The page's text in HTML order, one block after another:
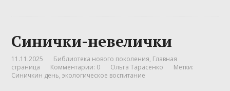
Синички-невелички
11.11.2025 Библиотека нового поколения, Главная
страница
Комментарии: 0 Ольга Тарасенко
Метки:
Синичкин день,экологическое воспитание